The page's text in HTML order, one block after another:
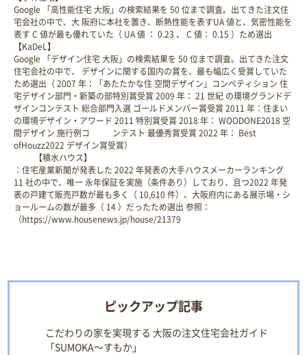
Google 「高性能住宅 大阪」の検索結果を 50 位まで調査。出てきた注文住
宅会社の中で、大 阪府に本社を置き、断熱性能を表すUA 値と、気密性能を
表す C 値が最も優れていた（ UA 値 ： 0.23 、 C 値： 0.15 ）ため選出
【KaDeL】
Google 「デザイン住宅 大阪」の検索結果を 50 位まで調査。出てきた注文
住宅会社の中で、 デザインに関する国内の賞を、最も幅広く受賞していた
ため選出（ 2007 年：「あたたかな住 空間デザイン」コンペティション 住
宅デザイン部門・新築の部特別賞受賞 2009 年： 21 世紀 の環境グランドデ
ザインコンテスト 総合部門入選 ゴールドメンバー賞受賞 2011 年：住まい
の環境デザイン・アワード 2011 特別賞受賞 2018 年： WOODONE2018 空
間デザイン 施行例コ ンテスト 最優秀賞受賞 2022 年： Best
ofHouzz2022 デザイン賞受賞）
【積水ハウス】
：住宅産業新聞が発表した 2022 年発表の大手ハウスメーカーランキング
11 社の中で、唯一 永年保証を実施（条件あり）しており、且つ2022 年発
表の戸建て販売戸数が最も多く（ 10,610 件）、大阪府内にある展示場・シ
ョールームの数が最多（ 14 ）だったため選出 参照：
（https://www.housenews.jp/house/21379
ピックアップ記事
こだわりの家を実現する 大阪の注文住宅会社ガイド
「SUMOKA～すもか」